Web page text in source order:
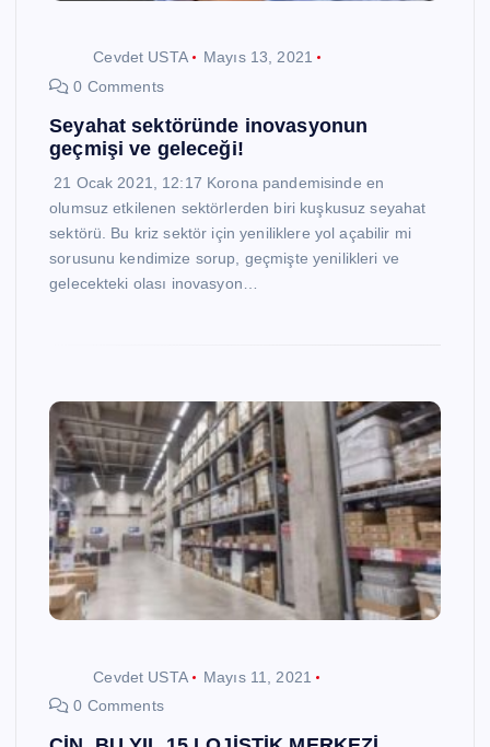
Cevdet USTA
Mayıs 13, 2021
0 Comments
Seyahat sektöründe inovasyonun
geçmişi ve geleceği!
21 Ocak 2021, 12:17 Korona pandemisinde en
olumsuz etkilenen sektörlerden biri kuşkusuz seyahat
sektörü. Bu kriz sektör için yeniliklere yol açabilir mi
sorusunu kendimize sorup, geçmişte yenilikleri ve
gelecekteki olası inovasyon…
Cevdet USTA
Mayıs 11, 2021
0 Comments